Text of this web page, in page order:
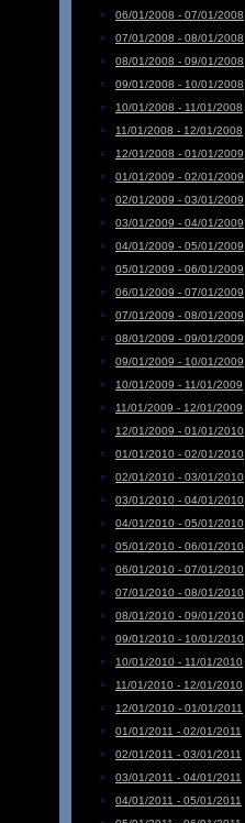
06/01/2008 - 07/01/2008
07/01/2008 - 08/01/2008
08/01/2008 - 09/01/2008
09/01/2008 - 10/01/2008
10/01/2008 - 11/01/2008
11/01/2008 - 12/01/2008
12/01/2008 - 01/01/2009
01/01/2009 - 02/01/2009
02/01/2009 - 03/01/2009
03/01/2009 - 04/01/2009
04/01/2009 - 05/01/2009
05/01/2009 - 06/01/2009
06/01/2009 - 07/01/2009
07/01/2009 - 08/01/2009
08/01/2009 - 09/01/2009
09/01/2009 - 10/01/2009
10/01/2009 - 11/01/2009
11/01/2009 - 12/01/2009
12/01/2009 - 01/01/2010
01/01/2010 - 02/01/2010
02/01/2010 - 03/01/2010
03/01/2010 - 04/01/2010
04/01/2010 - 05/01/2010
05/01/2010 - 06/01/2010
06/01/2010 - 07/01/2010
07/01/2010 - 08/01/2010
08/01/2010 - 09/01/2010
09/01/2010 - 10/01/2010
10/01/2010 - 11/01/2010
11/01/2010 - 12/01/2010
12/01/2010 - 01/01/2011
01/01/2011 - 02/01/2011
02/01/2011 - 03/01/2011
03/01/2011 - 04/01/2011
04/01/2011 - 05/01/2011